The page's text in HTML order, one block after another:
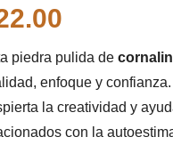
piedra pulida de
enfoque y
la creatividad y
con la